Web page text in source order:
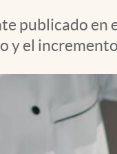
publicado en
y el